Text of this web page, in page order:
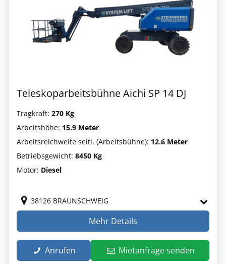
Teleskoparbeitsbühne Aichi SP 14 DJ
Tragkraft: 270 Kg
Arbeitshöhe: 15.9 Meter
Arbeitsreichweite seitl. (Arbeitsbühne): 12.6 Meter
Betriebsgewicht: 8450 Kg
Motor: Diesel
38126 BRAUNSCHWEIG
Mehr Details
Anrufen Mietanfrage senden